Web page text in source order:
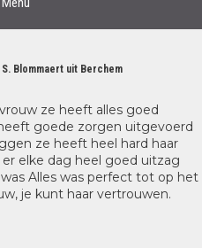
Blommaert uit Berchem
ze heeft alles goed
goede zorgen uitgevoerd
ze heeft heel hard haar
elke dag heel goed uitzag
Alles was perfect tot op het
je kunt haar vertrouwen.